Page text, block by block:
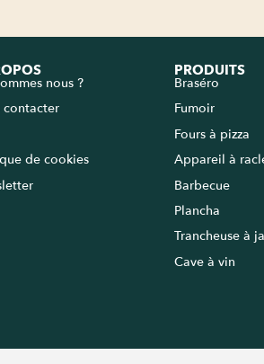
nous ?
contacter
de cookies
PRODUITS
Braséro
Fumoir
Fours à pizza
Appareil à
Barbecue
Plancha
Trancheuse à
Cave à vin